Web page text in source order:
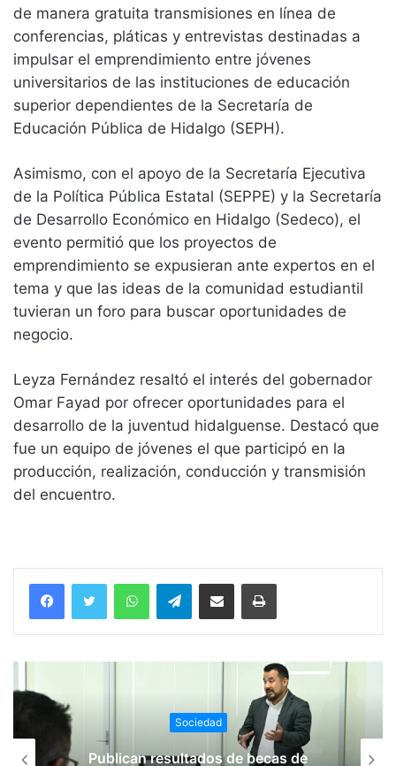
de manera gratuita transmisiones en línea de
conferencias, pláticas y entrevistas destinadas a
impulsar el emprendimiento entre jóvenes
universitarios de las instituciones de educación
superior dependientes de la Secretaría de
Educación Pública de Hidalgo (SEPH).
Asimismo, con el apoyo de la Secretaría Ejecutiva
de la Política Pública Estatal (SEPPE) y la Secretaría
de Desarrollo Económico en Hidalgo (Sedeco), el
evento permitió que los proyectos de
emprendimiento se expusieran ante expertos en el
tema y que las ideas de la comunidad estudiantil
tuvieran un foro para buscar oportunidades de
negocio.
Leyza Fernández resaltó el interés del gobernador
Omar Fayad por ofrecer oportunidades para el
desarrollo de la juventud hidalguense. Destacó que
fue un equipo de jóvenes el que participó en la
producción, realización, conducción y transmisión
del encuentro.
WhatsAppTelegramCompartir vía email Imprimir
Sociedad
Rehabilitarán el tramo Zacualtipán-